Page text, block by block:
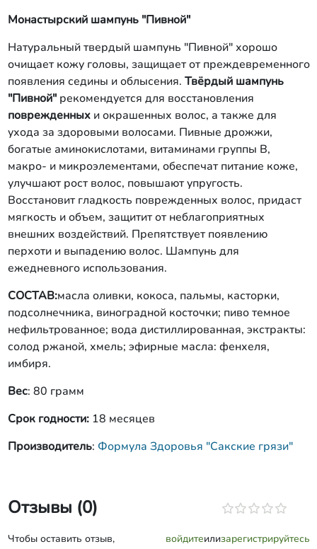
Монастырский шампунь "Пивной"
Натуральный твердый шампунь "Пивной" хорошо
очищает кожу головы, защищает от преждевременного
появления седины и облысения. Твёрдый шампунь
"Пивной"рекомендуется для восстановления
поврежденныхи окрашенных волос, а также для
ухода за здоровыми волосами. Пивные дрожжи,
богатые аминокислотами, витаминами группы В,
макро- и микроэлементами, обеспечат питание коже,
улучшают рост волос, повышают упругость.
Восстановит гладкость поврежденных волос, придаст
мягкость и объем, защитит от неблагоприятных
внешних воздействий. Препятствует появлению
перхоти и выпадению волос. Шампунь для
ежедневного использования.
СОСТАВ:масла оливки, кокоса, пальмы, касторки,
подсолнечника, виноградной косточки; пиво темное
нефильтрованное; вода дистиллированная, экстракты:
солод ржаной, хмель; эфирные масла: фенхеля,
имбиря.
Вес: 80 грамм
Срок годности:18 месяцев
Производитель: Формула Здоровья "Сакские грязи"
Отзывы (0)
Чтобы оставить отзыв,
войдитеилизарегистрируйтесь